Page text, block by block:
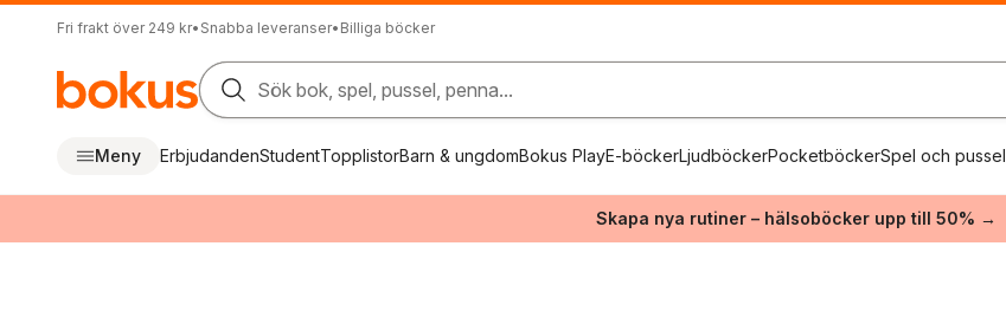
Fri frakt över 249 kr• Snabba leveranser• Billiga böcker
Sök bok, spel, pussel, penna...
Meny ErbjudandenStudentTopplistorBarn & ungdomBokus PlayE-böckerLjudböckerPocketböckerSpel och pussel
Skapa nya rutiner – hälsoböcker upp till 50% →